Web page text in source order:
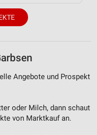
Angebote und Prospekt
oder Milch, dann schaut
von Marktkauf an.